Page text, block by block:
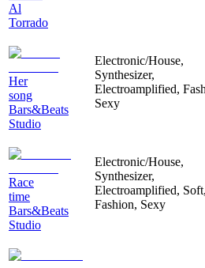
Al
Torrado
Her
song
Bars&Beats
Studio
Electronic/House,
Synthesizer,
Electroamplified,
Sexy
Race
time
Bars&Beats
Studio
Electronic/House,
Synthesizer,
Electroamplified, Soft,
Fashion, Sexy